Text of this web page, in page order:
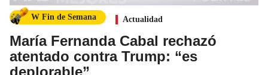
W Fin de Semana Actualidad
María Fernanda Cabal rechazó
atentado contra Trump: “es
deplorable”